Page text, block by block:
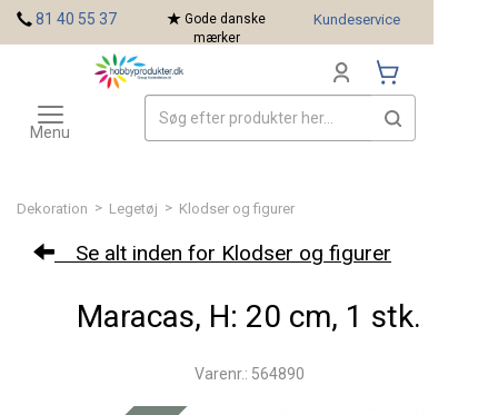
Dekoration > Legetøj > Klodser og figurer
Se alt inden for Klodser og figurer
Maracas, H: 20 cm, 1 stk.
Varenr.: 564890
81 40 55 37
Gode danske
mærker
Kundeservice
Toggle
navigation
Menu
Mærker